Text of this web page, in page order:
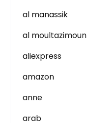
al manassik
al moultazimoun
aliexpress
amazon
anne
arab